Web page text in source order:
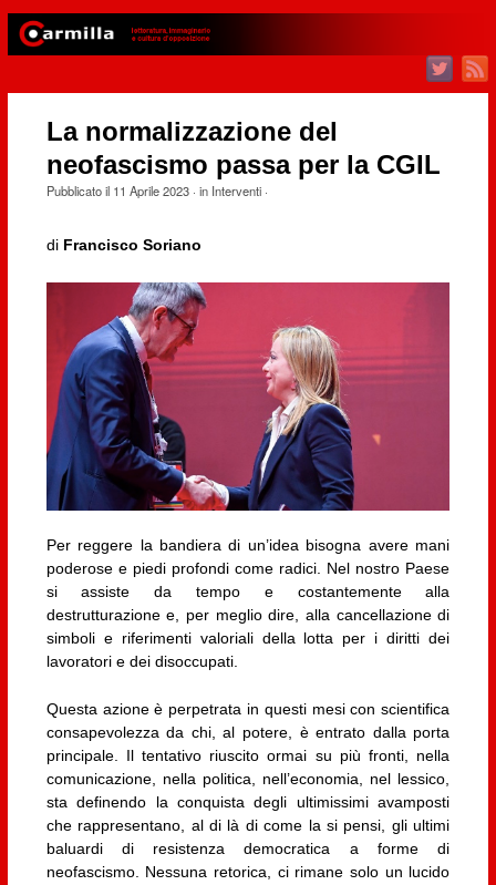
La normalizzazione del
neofascismo passa per la CGIL
Pubblicato il 11 Aprile 2023· in Interventi·
di Francisco Soriano
Per reggere la bandiera di un’idea bisogna avere mani
poderose e piedi profondi come radici. Nel nostro Paese
si assiste da tempo e costantemente alla
destrutturazione e, per meglio dire, alla cancellazione di
simboli e riferimenti valoriali della lotta per i diritti dei
lavoratori e dei disoccupati.
Questa azione è perpetrata in questi mesi con scientifica
consapevolezza da chi, al potere, è entrato dalla porta
principale. Il tentativo riuscito ormai su più fronti, nella
comunicazione, nella politica, nell’economia, nel lessico,
sta definendo la conquista degli ultimissimi avamposti
che rappresentano, al di là di come la si pensi, gli ultimi
baluardi di resistenza democratica a forme di
neofascismo. Nessuna retorica, ci rimane solo un lucido